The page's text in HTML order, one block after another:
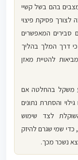
מצבים בהם בשל קשיי
לצורך פסיקת פיצוי
סבירים המאפשרים
דרך המלך בהליך
להטיית מאזן
משקל בהחלטה אם
והסתרת נתונים
לצד שימוש
שמי שגרם להיזק
נשכר מכך.